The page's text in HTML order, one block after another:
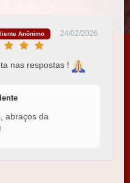
Anônimo
24/02/2026
nas respostas !
abraços da